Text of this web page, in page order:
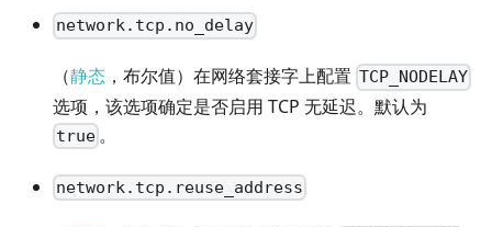
network.tcp.no_delay
（静态 ，布尔值）在网络套接字上配置 TCP_NODELAY
选项，该选项确定是否启用 TCP 无延迟。默认为
true 。
network.tcp.reuse_address